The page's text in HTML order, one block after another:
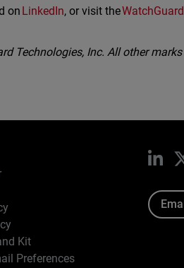
on LinkedIn, or visit the
Technologies, Inc. All other
Kit
Preferences